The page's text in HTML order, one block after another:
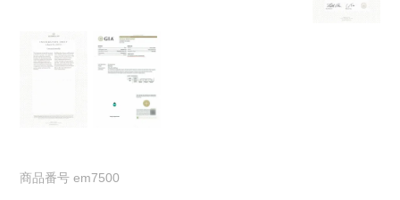
商品番号 em7500